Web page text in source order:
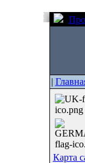
|
Карта